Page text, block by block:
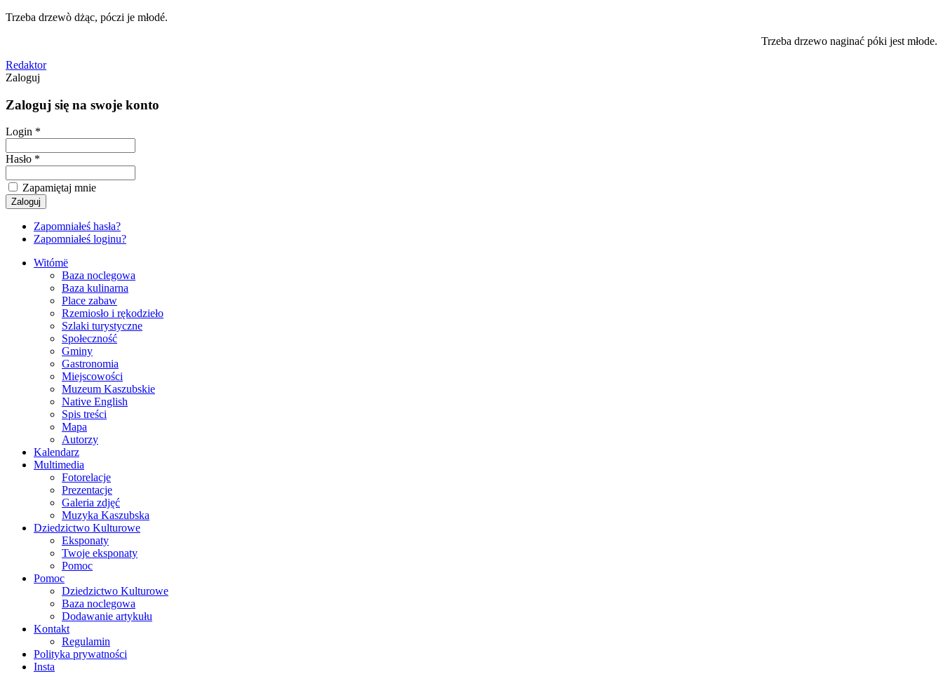
Trzeba drzewò dżąc, póczi je młodé.
Trzeba drzewo naginać póki jest młode.
Redaktor
Zaloguj
Zaloguj się na swoje konto
Login *
Hasło *
Zapamiętaj mnie
Zapomniałeś hasła?
Zapomniałeś loginu?
Witómë
Baza noclegowa
Baza kulinarna
Place zabaw
Rzemiosło i rękodzieło
Szlaki turystyczne
Społeczność
Gminy
Gastronomia
Miejscowości
Muzeum Kaszubskie
Native English
Spis treści
Mapa
Autorzy
Kalendarz
Multimedia
Fotorelacje
Prezentacje
Galeria zdjęć
Muzyka Kaszubska
Dziedzictwo Kulturowe
Eksponaty
Twoje eksponaty
Pomoc
Pomoc
Dziedzictwo Kulturowe
Baza noclegowa
Dodawanie artykułu
Kontakt
Regulamin
Polityka prywatności
Insta